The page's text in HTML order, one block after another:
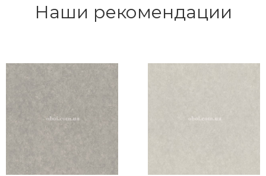
Наши рекомендации